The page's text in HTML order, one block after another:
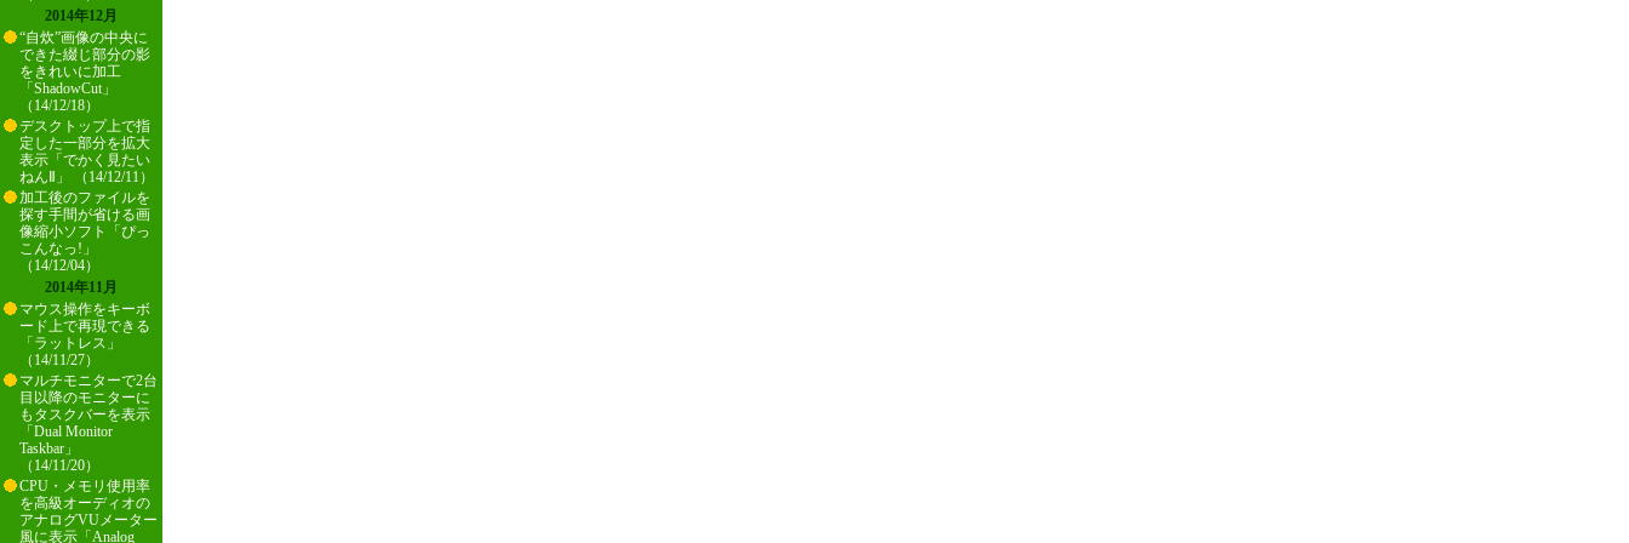
2014年12月
“自炊”画像の中央に
できた綴じ部分の影
をきれいに加工
「ShadowCut」
（14/12/18）
デスクトップ上で指
定した一部分を拡大
表示「でかく見たい
ねんⅡ」 （14/12/11）
加工後のファイルを
探す手間が省ける画
像縮小ソフト「ぴっ
こんなっ!」
（14/12/04）
2014年11月
マウス操作をキーボ
ード上で再現できる
「ラットレス」
（14/11/27）
マルチモニターで2台
目以降のモニターに
もタスクバーを表示
「Dual Monitor
Taskbar」
（14/11/20）
CPU・メモリ使用率
を高級オーディオの
アナログVUメーター
風に表示「Analog